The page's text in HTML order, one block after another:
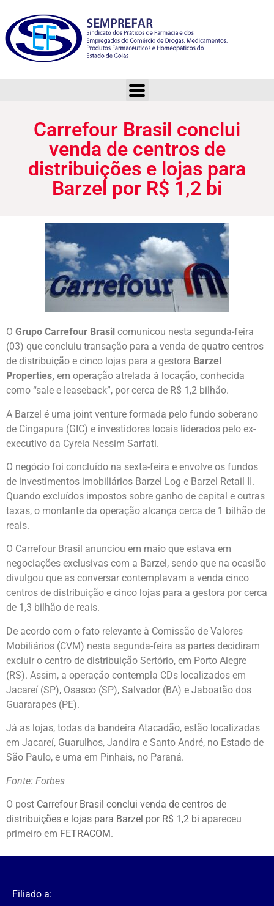
Carrefour Brasil conclui
venda de centros de
distribuições e lojas para
Barzel por R$ 1,2 bi
O Grupo Carrefour Brasil comunicou nesta segunda-feira
(03) que concluiu transação para a venda de quatro centros
de distribuição e cinco lojas para a gestora Barzel
Properties, em operação atrelada à locação, conhecida
como “sale e leaseback”, por cerca de R$ 1,2 bilhão.
A Barzel é uma joint venture formada pelo fundo soberano
de Cingapura (GIC) e investidores locais liderados pelo ex-
executivo da Cyrela Nessim Sarfati.
O negócio foi concluído na sexta-feira e envolve os fundos
de investimentos imobiliários Barzel Log e Barzel Retail II.
Quando excluídos impostos sobre ganho de capital e outras
taxas, o montante da operação alcança cerca de 1 bilhão de
reais.
O Carrefour Brasil anunciou em maio que estava em
negociações exclusivas com a Barzel, sendo que na ocasião
divulgou que as conversar contemplavam a venda cinco
centros de distribuição e cinco lojas para a gestora por cerca
de 1,3 bilhão de reais.
De acordo com o fato relevante à Comissão de Valores
Mobiliários (CVM) nesta segunda-feira as partes decidiram
excluir o centro de distribuição Sertório, em Porto Alegre
(RS). Assim, a operação contempla CDs localizados em
Jacareí (SP), Osasco (SP), Salvador (BA) e Jaboatão dos
Guararapes (PE).
Já as lojas, todas da bandeira Atacadão, estão localizadas
em Jacareí, Guarulhos, Jandira e Santo André, no Estado de
São Paulo, e uma em Pinhais, no Paraná.
Fonte: Forbes
O post Carrefour Brasil conclui venda de centros de
distribuições e lojas para Barzel por R$ 1,2 bi apareceu
primeiro em FETRACOM.
Filiado a: